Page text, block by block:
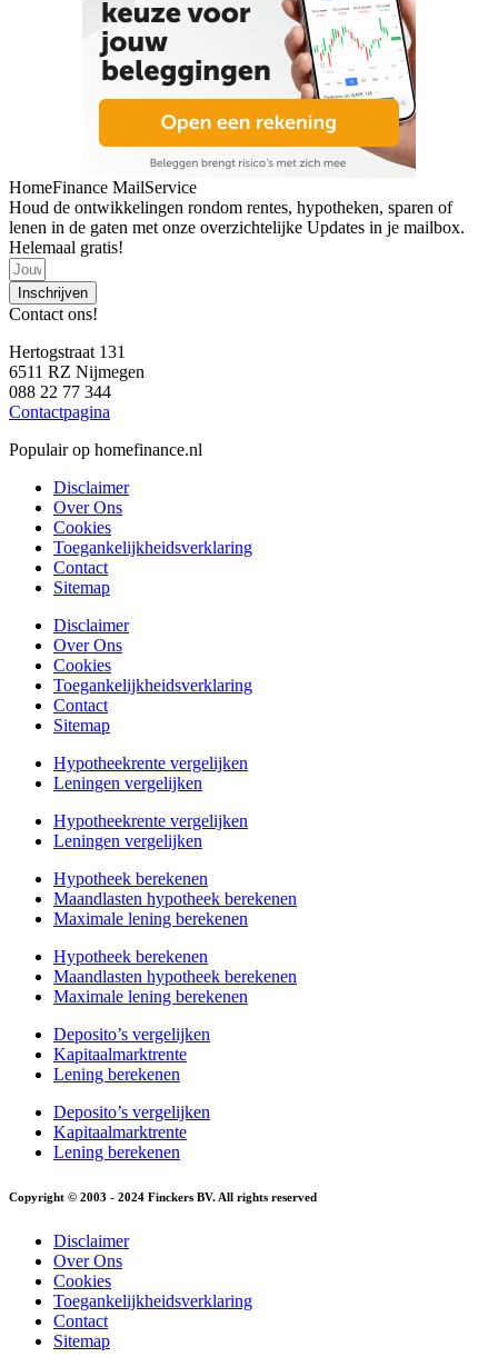
HomeFinance MailService
Houd de ontwikkelingen rondom rentes, hypotheken, sparen of
lenen in de gaten met onze overzichtelijke Updates in je mailbox.
Helemaal gratis!
Inschrijven
Contact ons!
Hertogstraat 131
6511 RZ Nijmegen
088 22 77 344
Contactpagina
Populair op homefinance.nl
Disclaimer
Over Ons
Cookies
Toegankelijkheidsverklaring
Contact
Sitemap
Disclaimer
Over Ons
Cookies
Toegankelijkheidsverklaring
Contact
Sitemap
Hypotheekrente vergelijken
Leningen vergelijken
Hypotheekrente vergelijken
Leningen vergelijken
Hypotheek berekenen
Maandlasten hypotheek berekenen
Maximale lening berekenen
Hypotheek berekenen
Maandlasten hypotheek berekenen
Maximale lening berekenen
Deposito’s vergelijken
Kapitaalmarktrente
Lening berekenen
Deposito’s vergelijken
Kapitaalmarktrente
Lening berekenen
Copyright © 2003 - 2024 Finckers BV. All rights reserved
Disclaimer
Over Ons
Cookies
Toegankelijkheidsverklaring
Contact
Sitemap